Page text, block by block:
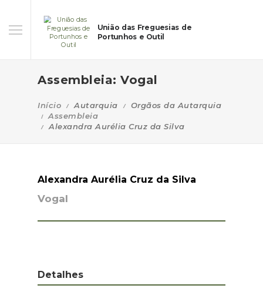
União das Freguesias de
Portunhos e Outil
Assembleia: Vogal
Início Autarquia
Orgãos da Autarquia
Assembleia
Alexandra Aurélia Cruz da Silva
Alexandra Aurélia Cruz da Silva
Vogal
Detalhes